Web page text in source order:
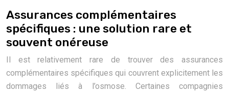
Assurances complémentaires
spécifiques : une solution rare et
souvent onéreuse
Il est relativement rare de trouver des assurances
complémentaires spécifiques qui couvrent explicitement les
dommages liés à l’osmose. Certaines compagnies